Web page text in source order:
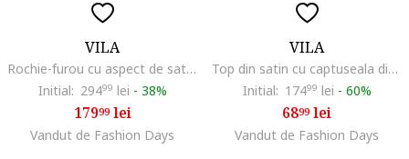
VILA
Rochie-furou cu aspect de satin, Roz zmeuriu
Initial: 29499 lei - 38%
17999lei
Vandut de Fashion Days
VILA
Top din satin cu captuseala din dantela, Negru
Initial: 17499 lei - 60%
6899lei
Vandut de Fashion Days